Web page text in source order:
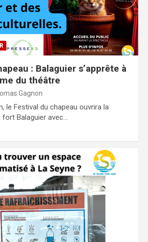
: Balaguier s’apprête à
du théâtre
Gagnon
le Festival du chapeau ouvrira la
Balaguier avec…